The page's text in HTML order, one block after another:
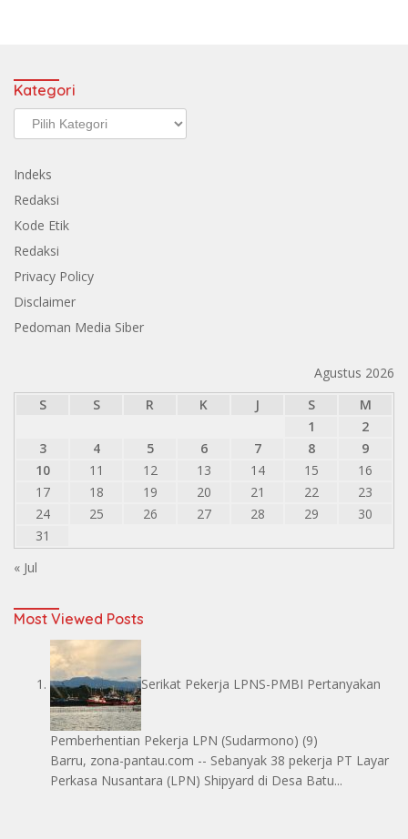
Kategori
Kategori
Indeks
Redaksi
Kode Etik
Redaksi
Privacy Policy
Disclaimer
Pedoman Media Siber
Agustus 2026
S
S R K J S
M
1
2
3
4 5 6 7 8
9
10
11 12 13 14 15
16
17
18 19 20 21 22
23
24
25 26 27 28 29
30
31
« Jul
Most Viewed Posts
Serikat Pekerja LPNS-PMBI Pertanyakan
Pemberhentian Pekerja LPN (Sudarmono) (9)
Barru, zona-pantau.com -- Sebanyak 38 pekerja PT Layar
Perkasa Nusantara (LPN) Shipyard di Desa Batu...